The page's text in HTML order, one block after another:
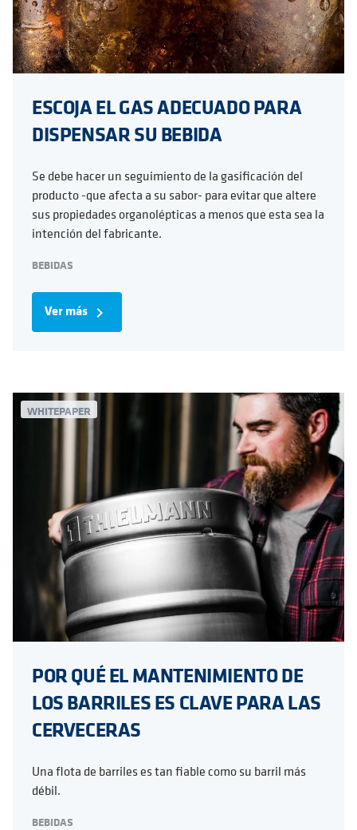
ESCOJA EL GAS ADECUADO PARA
DISPENSAR SU BEBIDA
Se debe hacer un seguimiento de la gasificación del
producto -que afecta a su sabor- para evitar que altere
sus propiedades organolépticas a menos que esta sea la
intención del fabricante.
BEBIDAS
Ver más navigate_next
WHITEPAPER
POR QUÉ EL MANTENIMIENTO DE
LOS BARRILES ES CLAVE PARA LAS
CERVECERAS
Una flota de barriles es tan fiable como su barril más
débil.
BEBIDAS